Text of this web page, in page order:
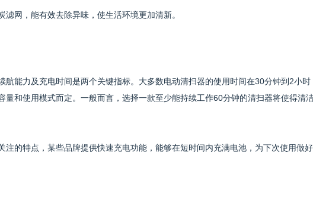
滤网，能有效去除异味，使生活环境更加清新。
航能力及充电时间是两个关键指标。大多数电动清扫器的使用时间在30分钟到2小时
量和使用模式而定。一般而言，选择一款至少能持续工作60分钟的清扫器将使得清
注的特点，某些品牌提供快速充电功能，能够在短时间内充满电池，为下次使用做好